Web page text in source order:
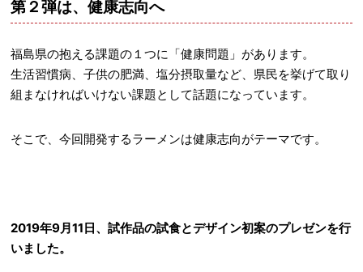
第２弾は、健康志向へ
福島県の抱える課題の１つに「健康問題」があります。
生活習慣病、子供の肥満、塩分摂取量など、県民を挙げて取り
組まなければいけない課題として話題になっています。
そこで、今回開発するラーメンは健康志向がテーマです。
2019年9月11日、試作品の試食とデザイン初案のプレゼンを行
いました。